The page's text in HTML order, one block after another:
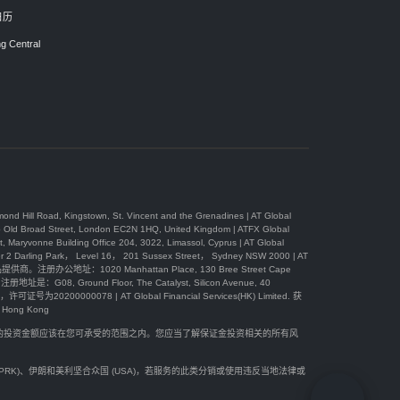
历
Central
Hill Road, Kingstown, St. Vincent and the Grenadines | AT Global
Broad Street, London EC2N 1HQ, United Kingdom | ATFX Global
Maryvonne Building Office 204, 3022, Limassol, Cyprus | AT Global
2 Darling Park， Level 16， 201 Sussex Street， Sydney NSW 2000 | AT
供商。注册办公地址：1020 Manhattan Place, 130 Bree Street Cape
册地址是：G08, Ground Floor, The Catalyst, Silicon Avenue, 40
许可证号为20200000078 | AT Global Financial Services(HK) Limited. 获
Hong Kong
资金额应该在您可承受的范围之内。您应当了解保证金投资相关的所有风
、伊朗和美利坚合众国 (USA)，若服务的此类分销或使用违反当地法律或